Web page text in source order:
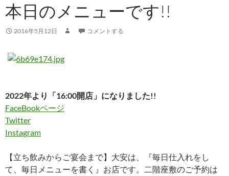
へ
キ
プ
本日のメニューです!!
2016年5月12日 コメントする
2022年より「16:00開店」になりました!!
FaceBookページ
Twitter
Instagram
【立ち飲みからご宴会まで】大安は、『毎日仕入れをし
て、毎日メニューを書く』お店です。二階座敷のご予約は